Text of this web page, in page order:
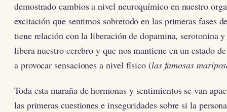
demostrado cambios a nivel neuroquímico en nuestro
excitación que sentimos sobretodo en las primeras fases
tiene relación con la liberación de dopamina, serotonina
libera nuestro cerebro y que nos mantiene en un estado
a provocar sensaciones a nivel físico (las famosas
Toda esta maraña de hormonas y sentimientos se van
las primeras cuestiones e inseguridades sobre si la